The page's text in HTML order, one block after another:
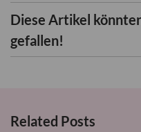
Diese Artikel
gefallen!
Related Posts